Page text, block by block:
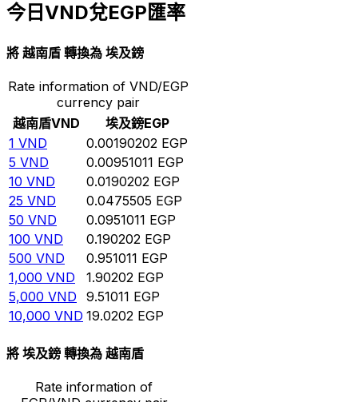
今日VND兌EGP匯率
將 越南盾 轉換為 埃及鎊
Rate information of VND/EGP
currency pair
越南盾VND 埃及鎊EGP
1 VND 0.00190202 EGP
5 VND 0.00951011 EGP
10 VND 0.0190202 EGP
25 VND 0.0475505 EGP
50 VND 0.0951011 EGP
100 VND 0.190202 EGP
500 VND 0.951011 EGP
1,000 VND 1.90202 EGP
5,000 VND 9.51011 EGP
10,000 VND 19.0202 EGP
將 埃及鎊 轉換為 越南盾
Rate information of